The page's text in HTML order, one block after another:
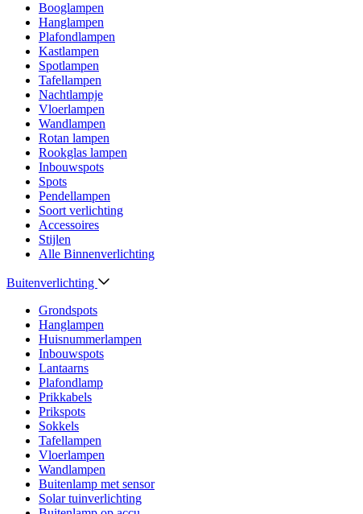
Booglampen
Hanglampen
Plafondlampen
Kastlampen
Spotlampen
Tafellampen
Nachtlampje
Vloerlampen
Wandlampen
Rotan lampen
Rookglas lampen
Inbouwspots
Spots
Pendellampen
Soort verlichting
Accessoires
Stijlen
Alle Binnenverlichting
Buitenverlichting
Grondspots
Hanglampen
Huisnummerlampen
Inbouwspots
Lantaarns
Plafondlamp
Prikkabels
Prikspots
Sokkels
Tafellampen
Vloerlampen
Wandlampen
Buitenlamp met sensor
Solar tuinverlichting